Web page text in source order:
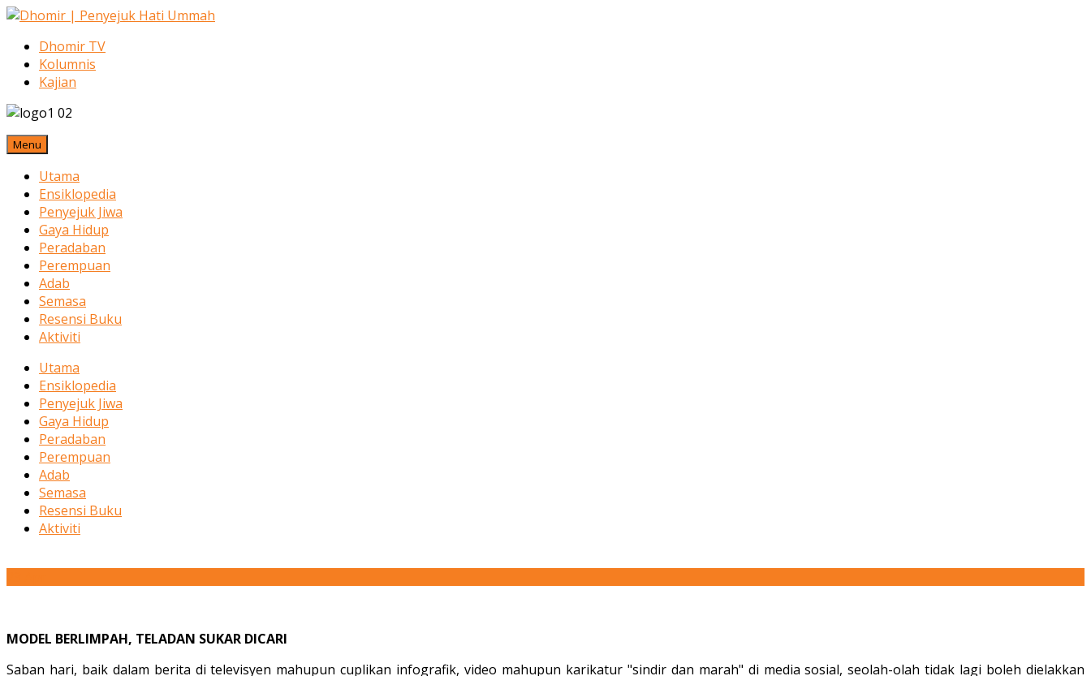
Dhomir TV
Kolumnis
Kajian
Menu
Utama
Ensiklopedia
Penyejuk Jiwa
Gaya Hidup
Peradaban
Perempuan
Adab
Semasa
Resensi Buku
Aktiviti
Utama
Ensiklopedia
Penyejuk Jiwa
Gaya Hidup
Peradaban
Perempuan
Adab
Semasa
Resensi Buku
Aktiviti
MODEL BERLIMPAH, TELADAN SUKAR DICARI
Saban hari, baik dalam berita di televisyen mahupun cuplikan infografik, video mahupun karikatur "sindir dan marah" di media sosial, seolah-olah tidak lagi boleh dielakkan